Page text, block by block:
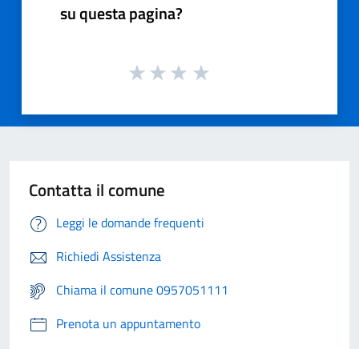
su questa pagina?
Contatta il comune
Leggi le domande frequenti
Richiedi Assistenza
Chiama il comune 0957051111
Prenota un appuntamento